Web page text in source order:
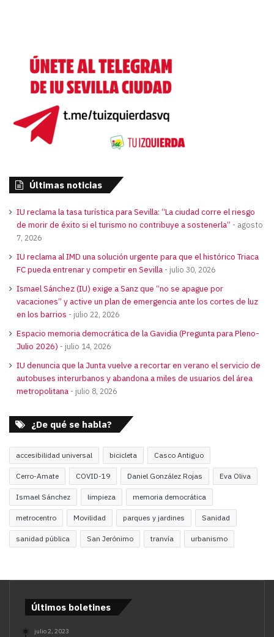
Últimas noticias
IU reclama la tasa turística para Sevilla: “La ciudad corre el riesgo
de morir de éxito si el turismo no contribuye a sostenerla”
agosto
7, 2026
IU reclama al IMD una solución urgente para que el histórico Triaca
FC pueda entrenar y competir en Sevilla
julio 30, 2026
Ismael Sánchez (IU) exige a Sanz que “no se apague por
vacaciones” y active un plan de emergencia ante los cortes de luz
en los barrios
julio 22, 2026
Espacio memoria democrática de la Gavidia (Pregunta para Pleno-
Julio 2026)
julio 14, 2026
IU denuncia que la Junta vuelve a recortar en verano el servicio de
autobuses interurbanos y abandona a miles de usuarios del área
metropolitana
julio 8, 2026
¿De qué se habla?
accesibilidad universal bicicleta Casco Antiguo
Cerro-Amate COVID-19 Daniel González Rojas Eva Oliva
Ismael Sánchez limpieza memoria democrática
metrocentro Movilidad parques y jardines Sanidad
sanidad pública San Jerónimo tranvía urbanismo
Últimos boletines
julio 2, 2023